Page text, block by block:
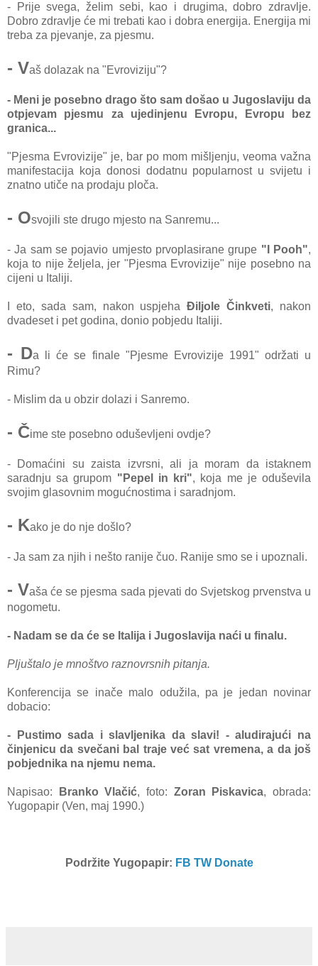
- Prije svega, želim sebi, kao i drugima, dobro zdravlje.
Dobro zdravlje će mi trebati kao i dobra energija. Energija mi
treba za pjevanje, za pjesmu.
- Vaš dolazak na "Evroviziju"?
- Meni je posebno drago što sam došao u Jugoslaviju da
otpjevam pjesmu za ujedinjenu Evropu, Evropu bez
granica...
"Pjesma Evrovizije" je, bar po mom mišljenju, veoma važna
manifestacija koja donosi dodatnu popularnost u svijetu i
znatno utiče na prodaju ploča.
- Osvojili ste drugo mjesto na Sanremu...
- Ja sam se pojavio umjesto prvoplasirane grupe "I Pooh",
koja to nije željela, jer "Pjesma Evrovizije" nije posebno na
cijeni u Italiji.
I eto, sada sam, nakon uspjeha Điljole Činkveti, nakon
dvadeset i pet godina, donio pobjedu Italiji.
- Da li će se finale "Pjesme Evrovizije 1991" održati u
Rimu?
- Mislim da u obzir dolazi i Sanremo.
- Čime ste posebno oduševljeni ovdje?
- Domaćini su zaista izvrsni, ali ja moram da istaknem
saradnju sa grupom "Pepel in kri", koja me je oduševila
svojim glasovnim mogućnostima i saradnjom.
- Kako je do nje došlo?
- Ja sam za njih i nešto ranije čuo. Ranije smo se i upoznali.
- Vaša će se pjesma sada pjevati do Svjetskog prvenstva u
nogometu.
- Nadam se da će se Italija i Jugoslavija naći u finalu.
Pljuštalo je mnoštvo raznovrsnih pitanja.
Konferencijase inače malo odužila, pa je jedan novinar
dobacio:
- Pustimo sada i slavljenika da slavi! - aludirajući na
činjenicu da svečani bal traje već sat vremena, a da još
pobjednika na njemu nema.
Napisao: Branko Vlačić, foto: Zoran Piskavica, obrada:
Yugopapir (Ven, maj 1990.)
Podržite Yugopapir: FB TW Donate